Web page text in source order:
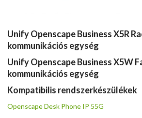
Unify Openscape Business X5R
kommunikációs egység
Unify Openscape Business X5W
kommunikációs egység
Kompatibilis rendszerkészülékek
Openscape Desk Phone IP 55G